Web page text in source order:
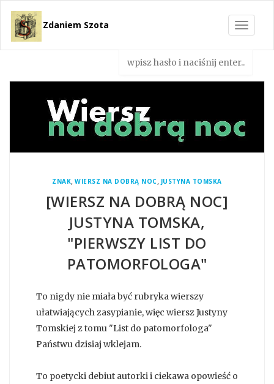
Toggle
Zdaniem Szota
ZNAK,WIERSZ NA DOBRĄ NOC, JUSTYNA TOMSKA
[WIERSZ NA DOBRĄ NOC]
JUSTYNA TOMSKA,
"PIERWSZY LIST DO
PATOMORFOLOGA"
To nigdy nie miała być rubryka wierszy
ułatwiających zasypianie, więc wiersz Justyny
Tomskiej z tomu "List do patomorfologa"
Państwu dzisiaj wklejam.
To poetycki debiut autorki i ciekawa opowieść o